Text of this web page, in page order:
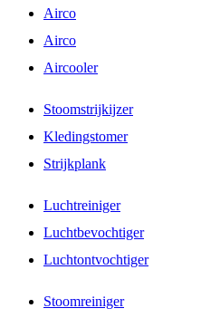
Airco
Airco
Aircooler
Stoomstrijkijzer
Kledingstomer
Strijkplank
Luchtreiniger
Luchtbevochtiger
Luchtontvochtiger
Stoomreiniger